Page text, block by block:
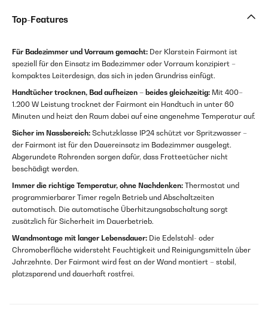
Top-Features
Für Badezimmer und Vorraum gemacht: Der Klarstein Fairmont ist
speziell für den Einsatz im Badezimmer oder Vorraum konzipiert –
kompaktes Leiterdesign, das sich in jeden Grundriss einfügt.
Handtücher trocknen, Bad aufheizen – beides gleichzeitig: Mit 400–
1.200 W Leistung trocknet der Fairmont ein Handtuch in unter 60
Minuten und heizt den Raum dabei auf eine angenehme Temperatur auf.
Sicher im Nassbereich: Schutzklasse IP24 schützt vor Spritzwasser –
der Fairmont ist für den Dauereinsatz im Badezimmer ausgelegt.
Abgerundete Rohrenden sorgen dafür, dass Frotteetücher nicht
beschädigt werden.
Immer die richtige Temperatur, ohne Nachdenken: Thermostat und
programmierbarer Timer regeln Betrieb und Abschaltzeiten
automatisch. Die automatische Überhitzungsabschaltung sorgt
zusätzlich für Sicherheit im Dauerbetrieb.
Wandmontage mit langer Lebensdauer: Die Edelstahl- oder
Chromoberfläche widersteht Feuchtigkeit und Reinigungsmitteln über
Jahrzehnte. Der Fairmont wird fest an der Wand montiert – stabil,
platzsparend und dauerhaft rostfrei.